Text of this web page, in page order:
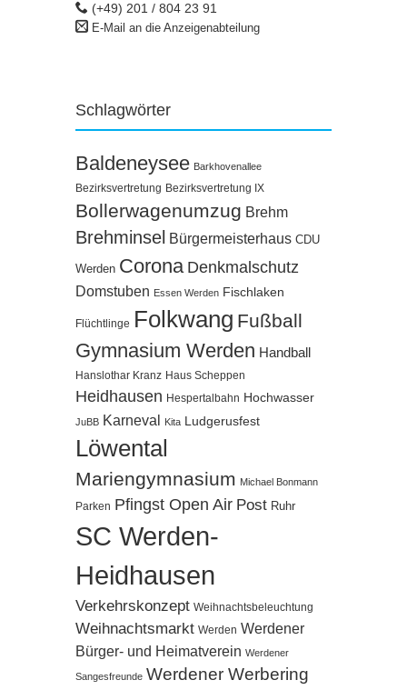
(+49) 201 / 804 23 91
E-Mail an die Anzeigenabteilung
Schlagwörter
Baldeneysee Barkhovenallee
Bezirksvertretung Bezirksvertretung IX
Bollerwagenumzug Brehm
Brehminsel Bürgermeisterhaus CDU
Werden Corona Denkmalschutz
Domstuben Essen Werden Fischlaken
Flüchtlinge Folkwang Fußball
Gymnasium Werden Handball
Hanslothar Kranz Haus Scheppen
Heidhausen Hespertalbahn Hochwasser
JuBB Karneval Kita Ludgerusfest
Löwental
Mariengymnasium Michael Bonmann
Parken Pfingst Open Air Post Ruhr
SC Werden-
Heidhausen
Verkehrskonzept Weihnachtsbeleuchtung
Weihnachtsmarkt Werden Werdener
Bürger- und Heimatverein Werdener
Sangesfreunde Werdener Werbering